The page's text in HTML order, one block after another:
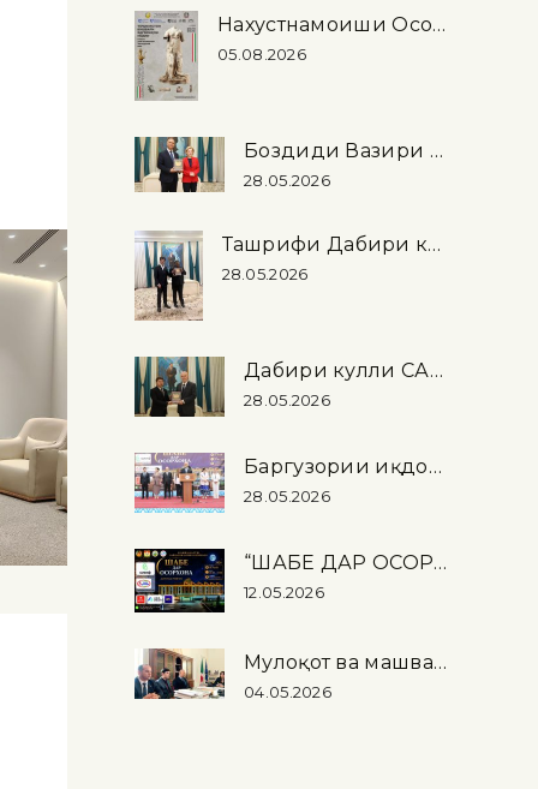
Нахустнамоиши Осорхонаи миллӣ дар шаҳри Рими Ҷумҳурии Италия
05.08.2026
Боздиди Вазири фарҳанги Федератсияи Россия аз Осорхонаи миллӣ
28.05.2026
Ташрифи Дабири кулли Иттиҳоди байнипарлумонӣ (IPU) Мартин Чунгонг …
28.05.2026
Дабири кулли САҲА аз Осорхонаи миллӣ дидан намуд
28.05.2026
Баргузории иқдомоти байналмилалии “Шабе дар осорхона – 2026” дар Осорхонаи миллӣ
28.05.2026
“ШАБЕ ДАР ОСОРХОНА – 2026”
12.05.2026
Мулоқот ва машварати корӣ оид ба баргузории намоиши “Тоҷикистон …
04.05.2026